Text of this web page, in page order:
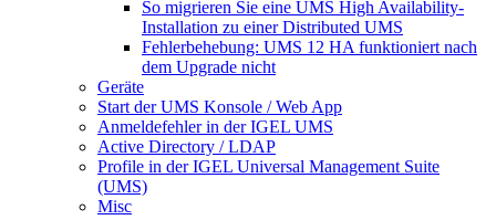
So migrieren Sie eine UMS High Availability-
Installation zu einer Distributed UMS
Fehlerbehebung: UMS 12 HA funktioniert nach
dem Upgrade nicht
Geräte
Start der UMS Konsole / Web App
Anmeldefehler in der IGEL UMS
Active Directory / LDAP
Profile in der IGEL Universal Management Suite
(UMS)
Misc